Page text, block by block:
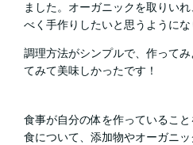
ました。オーガニックを取りい
べく手作りしたいと思うようにな
調理方法がシンプルで、作って
てみて美味しかったです！
食事が自分の体を作っていること
食について、添加物やオーガニ